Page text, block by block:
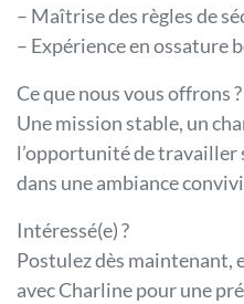
– Maîtrise des règles de
– Expérience en ossature
Ce que nous vous offrons ?
Une mission stable, un
l’opportunité de travailler
dans une ambiance
Intéressé(e) ?
Postulez dès maintenant,
avec Charline pour une